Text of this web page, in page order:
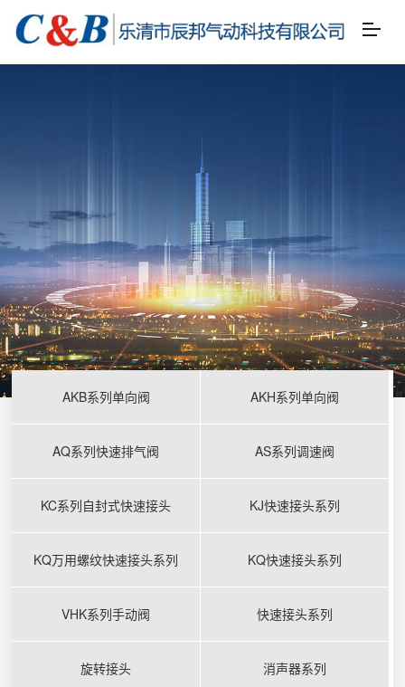
AKB系列单向阀 AKH系列单向阀
AQ系列快速排气阀 AS系列调速阀
KC系列自封式快速接头 KJ快速接头系列
KQ万用螺纹快速接头系列 KQ快速接头系列
VHK系列手动阀 快速接头系列
旋转接头 消声器系列